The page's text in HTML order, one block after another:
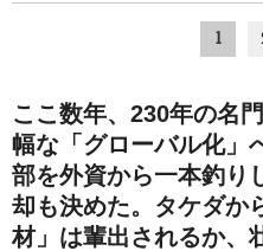
1
ここ数年、230年の名
幅な「グローバル化」
部を外資から一本釣り
却も決めた。タケダか
材」は輩出されるか、